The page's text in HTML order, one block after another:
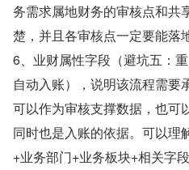
务需求属地财务的审核点和共
楚，并且各审核点一定要能落
6、业财属性字段（避坑五：
自动入账），说明该流程需要
可以作为审核支撑数据，也可
同时也是入账的依据。可以理
+业务部门+业务板块+相关字段